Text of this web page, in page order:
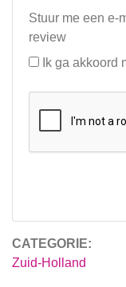
CATEGORIE:
Zuid-Holland
Stuur me een e-
review
Ik ga akkoord